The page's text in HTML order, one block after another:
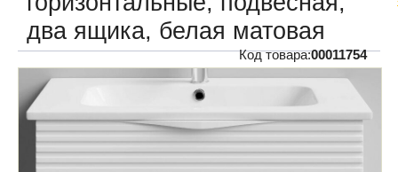
два ящика, белая матовая
Код товара:00011754